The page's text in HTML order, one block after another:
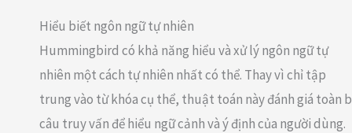
Hiểu biết ngôn ngữ tự nhiên
Hummingbird có khả năng hiểu và xử lý ngôn ngữ tự
nhiên một cách tự nhiên nhất có thể. Thay vì chỉ tập
trung vào từ khóa cụ thể, thuật toán này đánh giá toàn
câu truy vấn để hiểu ngữ cảnh và ý định của người dùng.